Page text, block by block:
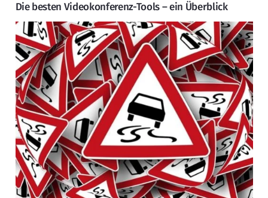
Die besten Videokonferenz-Tools – ein Überblick